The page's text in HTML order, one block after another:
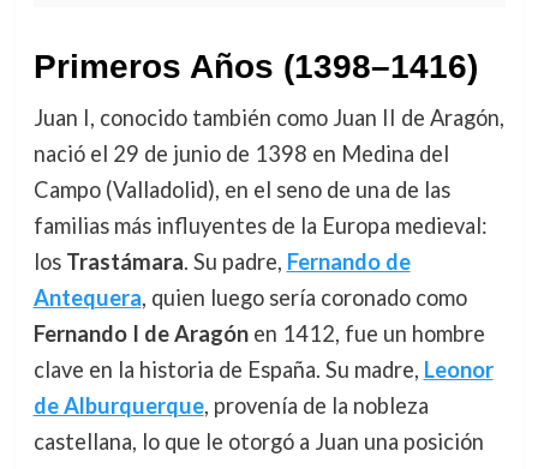
Primeros Años (1398–1416)
Juan I, conocido también como Juan II de Aragón,
nació el 29 de junio de 1398 en Medina del
Campo (Valladolid), en el seno de una de las
familias más influyentes de la Europa medieval:
los Trastámara. Su padre, Fernando de
Antequera, quien luego sería coronado como
Fernando I de Aragónen 1412, fue un hombre
clave en la historia de España. Su madre, Leonor
de Alburquerque, provenía de la nobleza
castellana, lo que le otorgó a Juan una posición